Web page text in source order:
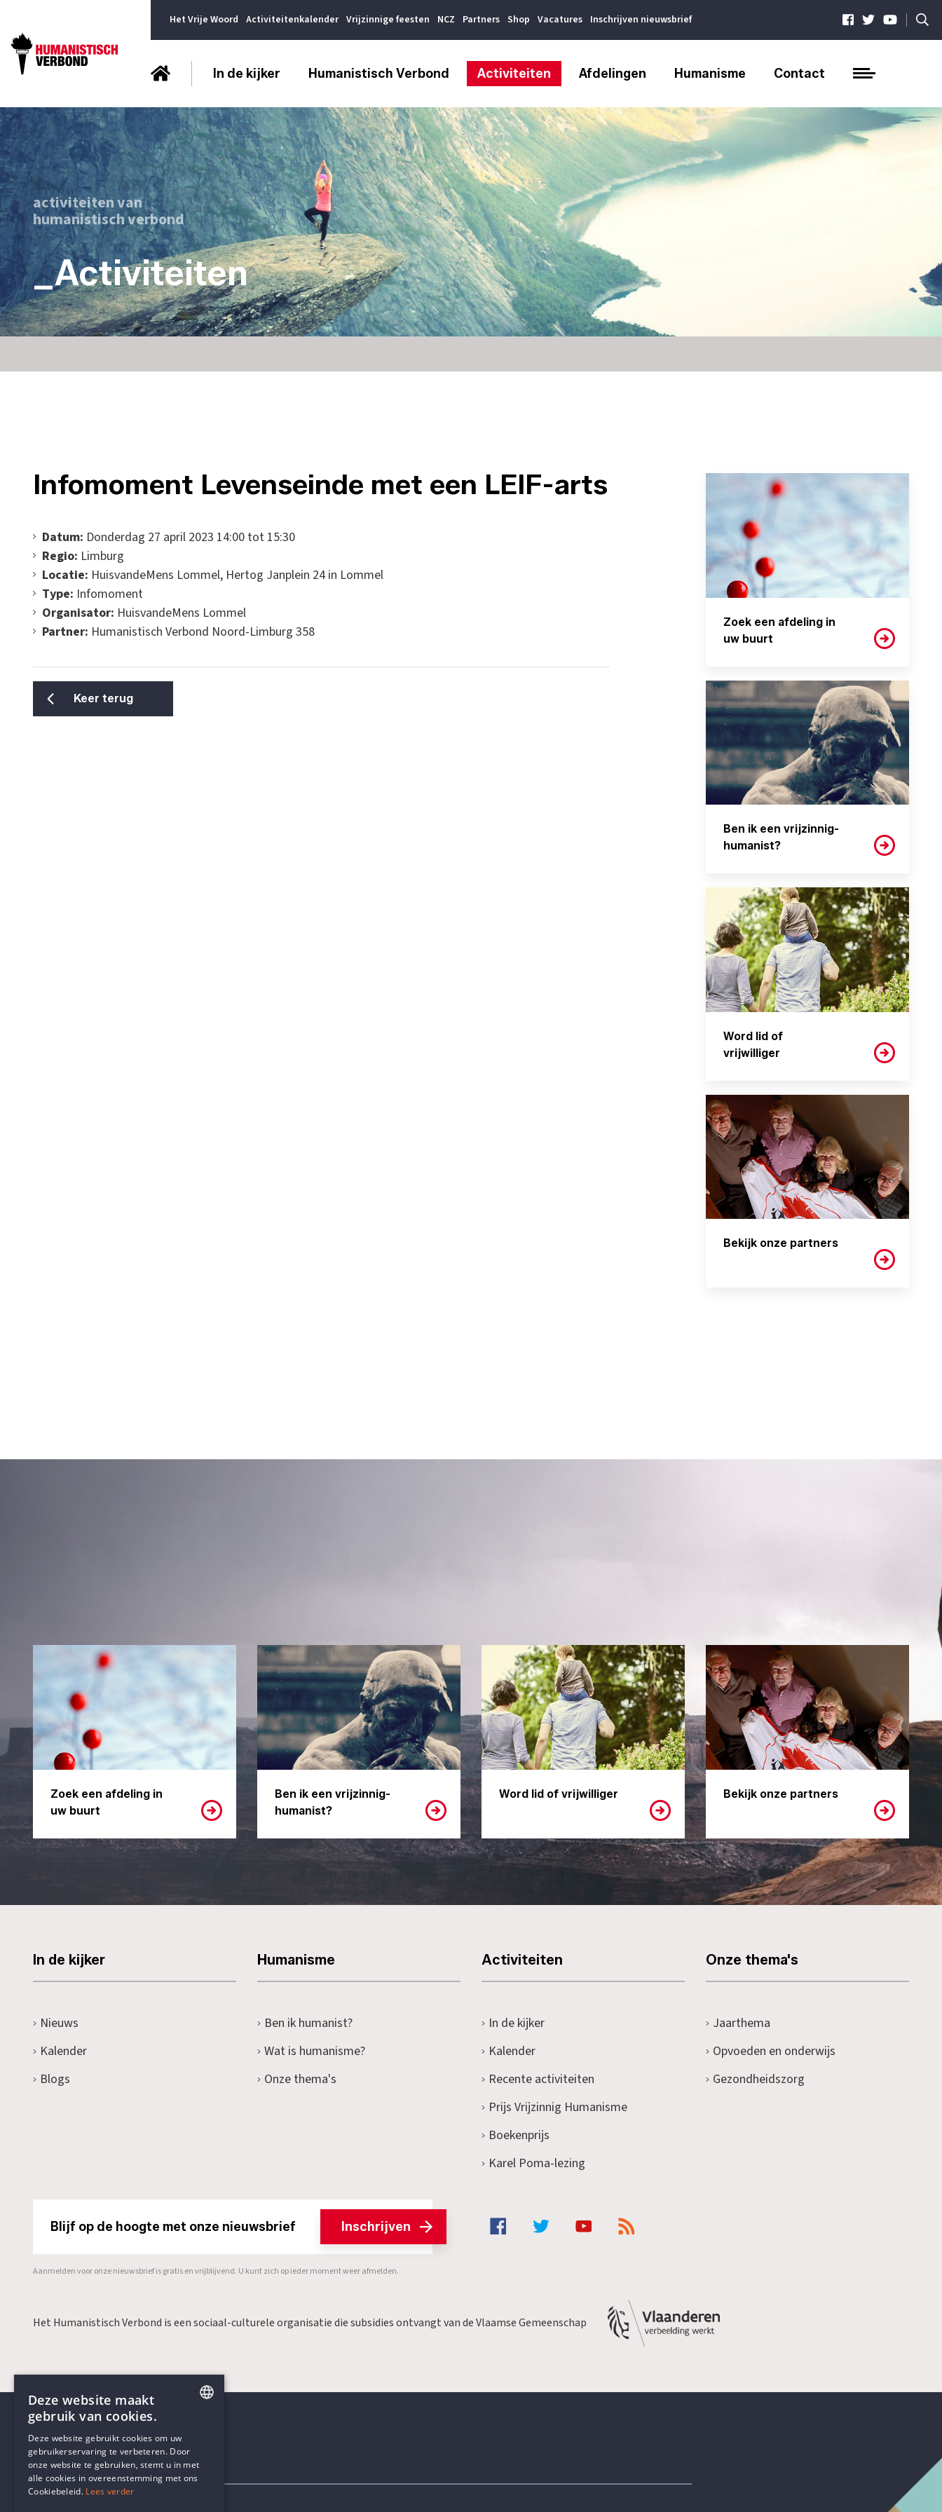
Het Vrije Woord Activiteitenkalender Vrijzinnige feesten NCZ Partners Shop Vacatures Inschrijven nieuwsbrief |
In de kijker Humanistisch Verbond Activiteiten Afdelingen Humanisme Contact
activiteiten van
humanistisch verbond
_Activiteiten
Infomoment Levenseinde met een LEIF-arts
Datum: Donderdag 27 april 2023 14:00 tot 15:30
Regio: Limburg
Locatie: HuisvandeMens Lommel, Hertog Janplein 24 in Lommel
Type: Infomoment
Organisator: HuisvandeMens Lommel
Partner: Humanistisch Verbond Noord-Limburg 358
Keer terug
Zoek een afdeling in
uw buurt
Ben ik een vrijzinnig-
humanist?
Word lid of
vrijwilliger
Bekijk onze partners
Zoek een afdeling in
uw buurt
Ben ik een vrijzinnig-
humanist?
Word lid of vrijwilliger Bekijk onze partners
In de kijker
Nieuws
Kalender
Blogs
Humanisme
Ben ik humanist?
Wat is humanisme?
Onze thema's
Activiteiten
In de kijker
Kalender
Recente activiteiten
Prijs Vrijzinnig Humanisme
Boekenprijs
Karel Poma-lezing
Onze thema's
Jaarthema
Opvoeden en onderwijs
Gezondheidszorg
Blijf op de hoogte met onze nieuwsbrief Inschrijven
Aanmelden voor onze nieuwsbrief is gratis en vrijblijvend. U kunt zich op ieder moment weer afmelden.
Het Humanistisch Verbond is een sociaal-culturele organisatie die subsidies ontvangt van de Vlaamse Gemeenschap
Contactgegevens
DUTCH
Deze website maakt
gebruik van cookies.
Deze website gebruikt cookies om uw
gebruikerservaring te verbeteren. Door
onze website te gebruiken, stemt u in met
alle cookies in overeenstemming met ons
Cookiebeleid. Lees verder